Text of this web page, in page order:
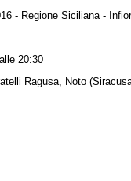
- Regione Siciliana -
20:30
Ragusa, Noto